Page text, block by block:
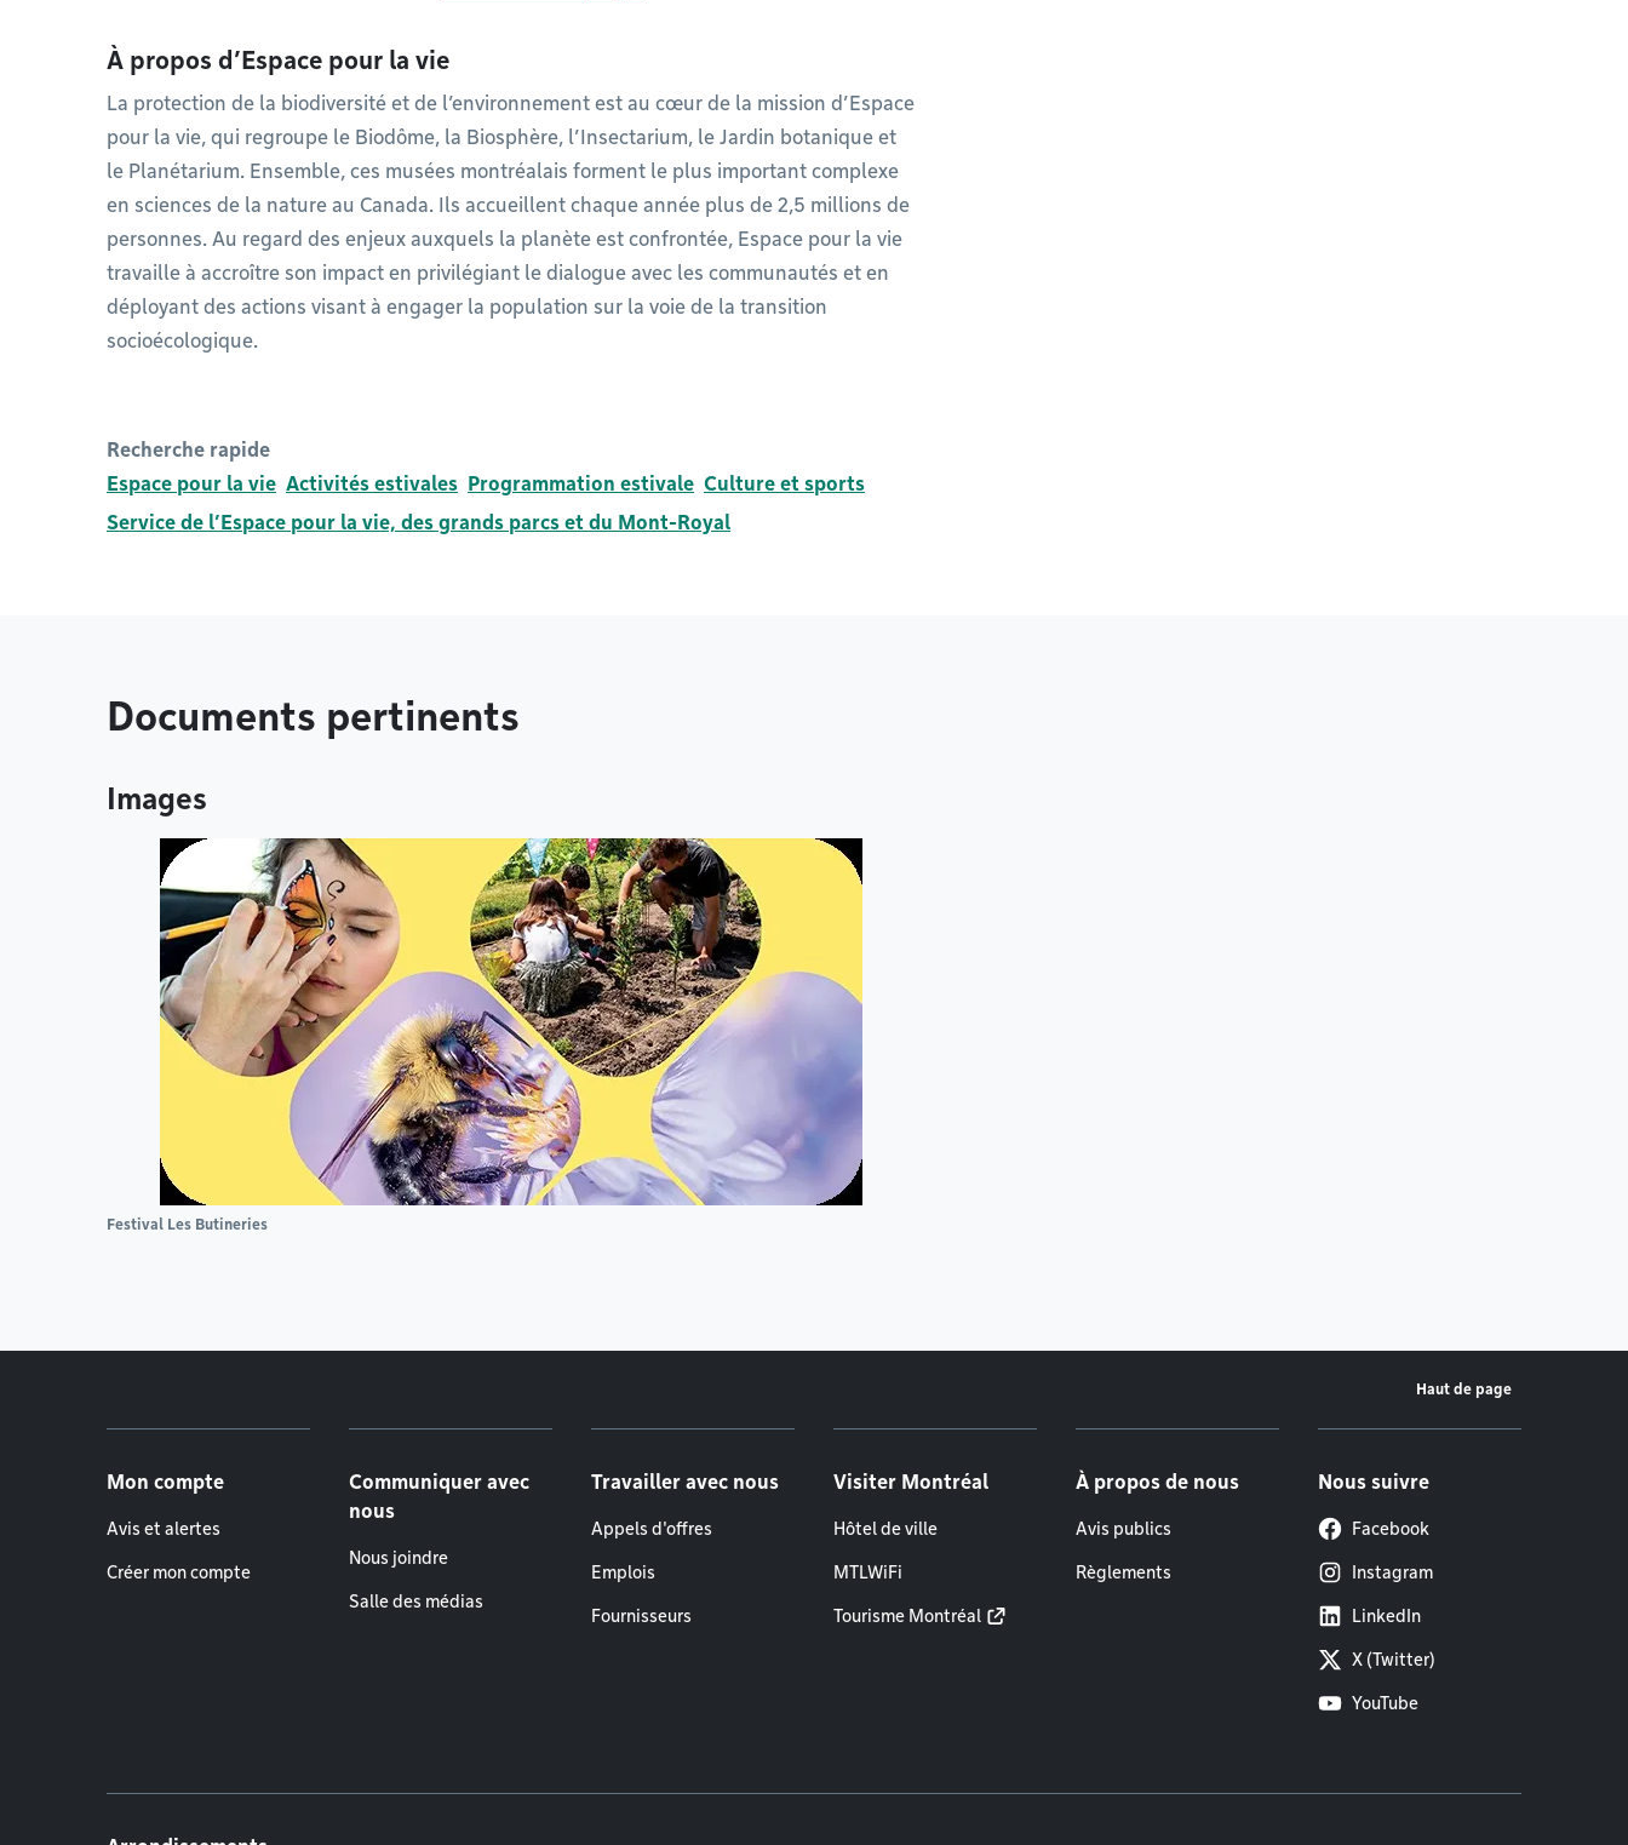
À propos d’Espace pour la vie
La protection de la biodiversité et de l’environnement est au cœur de la mission d’Espace
pour la vie, qui regroupe le Biodôme, la Biosphère, l’Insectarium, le Jardin botanique et
le Planétarium. Ensemble, ces musées montréalais forment le plus important complexe
en sciences de la nature au Canada. Ils accueillent chaque année plus de 2,5 millions de
personnes. Au regard des enjeux auxquels la planète est confrontée, Espace pour la vie
travaille à accroître son impact en privilégiant le dialogue avec les communautés et en
déployant des actions visant à engager la population sur la voie de la transition
socioécologique.
Recherche rapide
Espace pour la vie Activités estivales Programmation estivale Culture et sports
Service de l’Espace pour la vie, des grands parcs et du Mont-Royal
Documents pertinents
Images
Festival Les Butineries
Haut de page
Mon compte
Avis et alertes
Créer mon compte
Communiquer avec
nous
Nous joindre
Salle des médias
Travailler avec nous
Appels d'offres
Emplois
Fournisseurs
Visiter Montréal
Hôtel de ville
MTLWiFi
Tourisme Montréal
À propos de nous
Avis publics
Règlements
Nous suivre
Facebook
Instagram
LinkedIn
X (Twitter)
YouTube